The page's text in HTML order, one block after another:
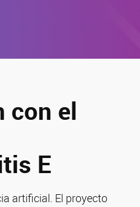
con el
E
artificial. El proyecto